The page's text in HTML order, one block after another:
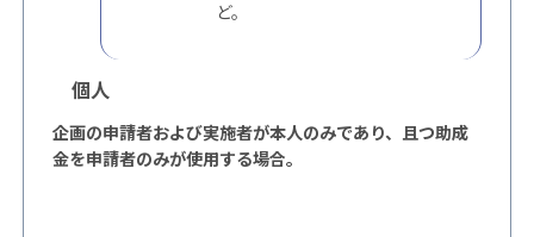
ど。
個人
企画の申請者および実施者が本人のみであり、且つ助成
金を申請者のみが使用する場合。